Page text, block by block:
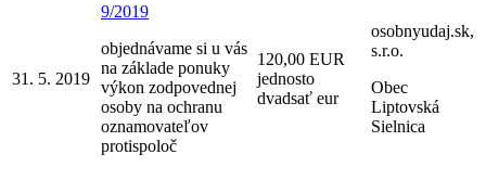
31. 5. 2019
9/2019
objednávame si u vás
na základe ponuky
výkon zodpovednej
osoby na ochranu
oznamovateľov
protispoloč
120,00 EUR
jednosto
dvadsať eur
osobnyudaj.sk,
s.r.o.
Obec
Liptovská
Sielnica